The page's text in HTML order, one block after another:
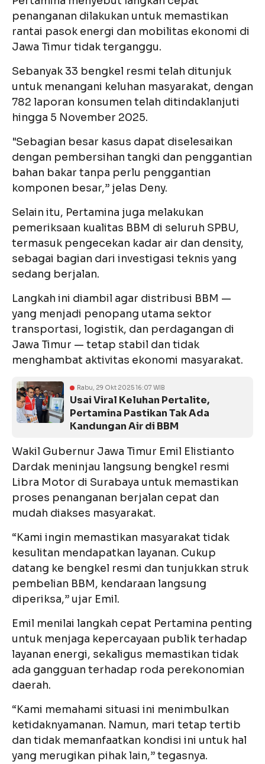
penanganan dilakukan untuk memastikan
rantai pasok energi dan mobilitas ekonomi di
Jawa Timur tidak terganggu.
Sebanyak 33 bengkel resmi telah ditunjuk
untuk menangani keluhan masyarakat, dengan
782 laporan konsumen telah ditindaklanjuti
hingga 5 November 2025.
"Sebagian besar kasus dapat diselesaikan
dengan pembersihan tangki dan penggantian
bahan bakar tanpa perlu penggantian
komponen besar,” jelas Deny.
Selain itu, Pertamina juga melakukan
pemeriksaan kualitas BBM di seluruh SPBU,
termasuk pengecekan kadar air dan density,
sebagai bagian dari investigasi teknis yang
sedang berjalan.
Langkah ini diambil agar distribusi BBM —
yang menjadi penopang utama sektor
transportasi, logistik, dan perdagangan di
Jawa Timur — tetap stabil dan tidak
menghambat aktivitas ekonomi masyarakat.
Rabu, 29 Okt 2025 16:07 WIB
Usai Viral Keluhan Pertalite,
Pertamina Pastikan Tak Ada
Kandungan Air di BBM
Wakil Gubernur Jawa Timur Emil Elistianto
Dardak meninjau langsung bengkel resmi
Libra Motor di Surabaya untuk memastikan
proses penanganan berjalan cepat dan
mudah diakses masyarakat.
“Kami ingin memastikan masyarakat tidak
kesulitan mendapatkan layanan. Cukup
datang ke bengkel resmi dan tunjukkan struk
pembelian BBM, kendaraan langsung
diperiksa,” ujar Emil.
Emil menilai langkah cepat Pertamina penting
untuk menjaga kepercayaan publik terhadap
layanan energi, sekaligus memastikan tidak
ada gangguan terhadap roda perekonomian
daerah.
“Kami memahami situasi ini menimbulkan
ketidaknyamanan. Namun, mari tetap tertib
dan tidak memanfaatkan kondisi ini untuk hal
yang merugikan pihak lain,” tegasnya.